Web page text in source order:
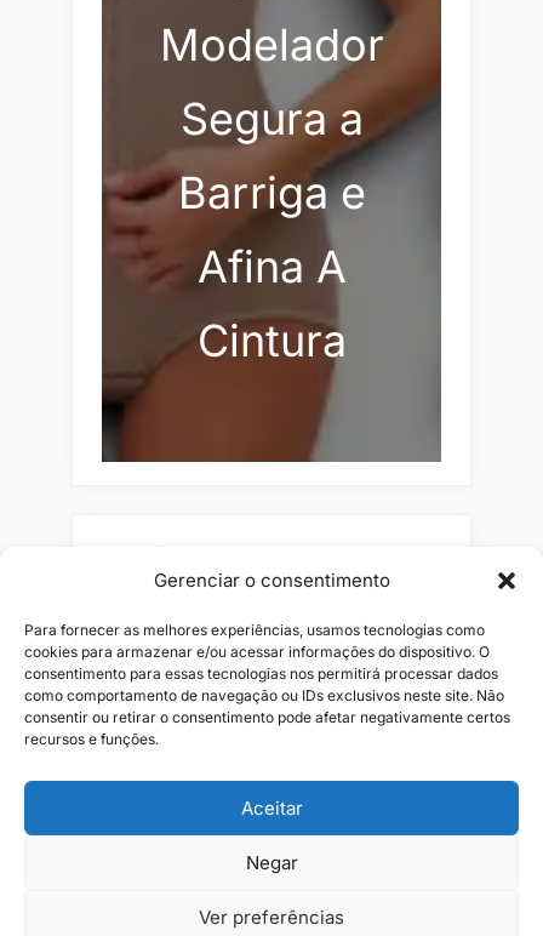
Gerenciar o consentimento
Para fornecer as melhores experiências, usamos tecnologias como
cookies para armazenar e/ou acessar informações do dispositivo. O
consentimento para essas tecnologias nos permitirá processar dados
como comportamento de navegação ou IDs exclusivos neste site. Não
consentir ou retirar o consentimento pode afetar negativamente certos
recursos e funções.
Aceitar
Negar
Ver preferências
Modelador
Segura a
Barriga e
Afina A
Cintura
Pesquisar
Combos
Jeans Kits Masculino